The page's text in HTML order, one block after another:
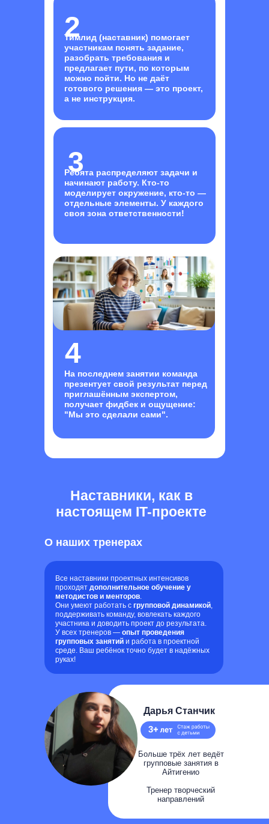
Ребята распределяют задачи и
начинают работу. Кто-то
моделирует окружение, кто-то —
отдельные элементы. У каждого
своя зона ответственности!
Тимлид (наставник) помогает
участникам понять задание,
разобрать требования и
предлагает пути, по которым
можно пойти. Но не даёт
готового решения — это проект,
а не инструкция.
На последнем занятии команда
презентует свой результат перед
приглашённым экспертом,
получает фидбек и ощущение:
"Мы это сделали сами".
2
4
3
Наставники, как в
настоящем IT-проекте
О наших тренерах
Все наставники проектных интенсивов
проходят дополнительное обучение у
методистов и менторов.
Они умеют работать с групповой динамикой,
поддерживать команду, вовлекать каждого
участника и доводить проект до результата.
У всех тренеров — опыт проведения
групповых занятий и работа в проектной
среде. Ваш ребёнок точно будет в надёжных
руках!
Больше трёх лет ведёт
групповые занятия в
Айтигенио
Тренер творческий
направлений
Дарья Станчик